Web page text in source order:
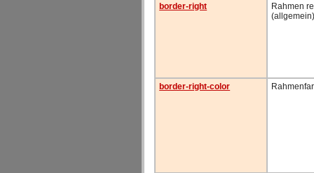
border-right
Rahmen
border-right-color